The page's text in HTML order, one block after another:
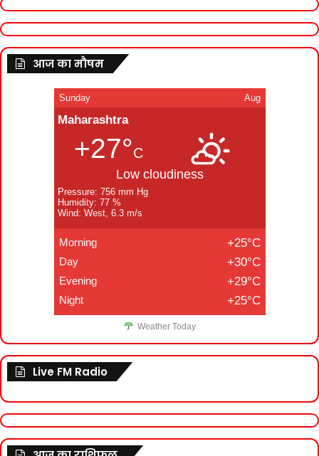
आज का मौषम
Sunday Aug
Maharashtra
+27°C
Low cloudiness
Pressure: 756 mm Hg
Humidity: 77 %
Wind: West, 6.3 m/s
Morning +25°C
Day +30°C
Evening +29°C
Night +25°C
Weather Today
Live FM Radio